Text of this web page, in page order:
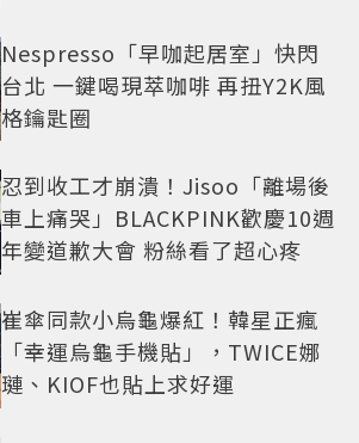
Nespresso「早咖起居室」快閃
台北 一鍵喝現萃咖啡 再扭Y2K風
格鑰匙圈
忍到收工才崩潰！Jisoo「離場後
車上痛哭」BLACKPINK歡慶10週
年變道歉大會 粉絲看了超心疼
崔傘同款小烏龜爆紅！韓星正瘋
「幸運烏龜手機貼」，TWICE娜
璉、KIOF也貼上求好運